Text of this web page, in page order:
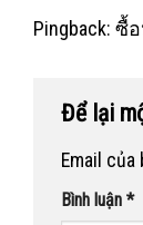
Pingback: ซื้อ
Để lại
Email
Bình luận *